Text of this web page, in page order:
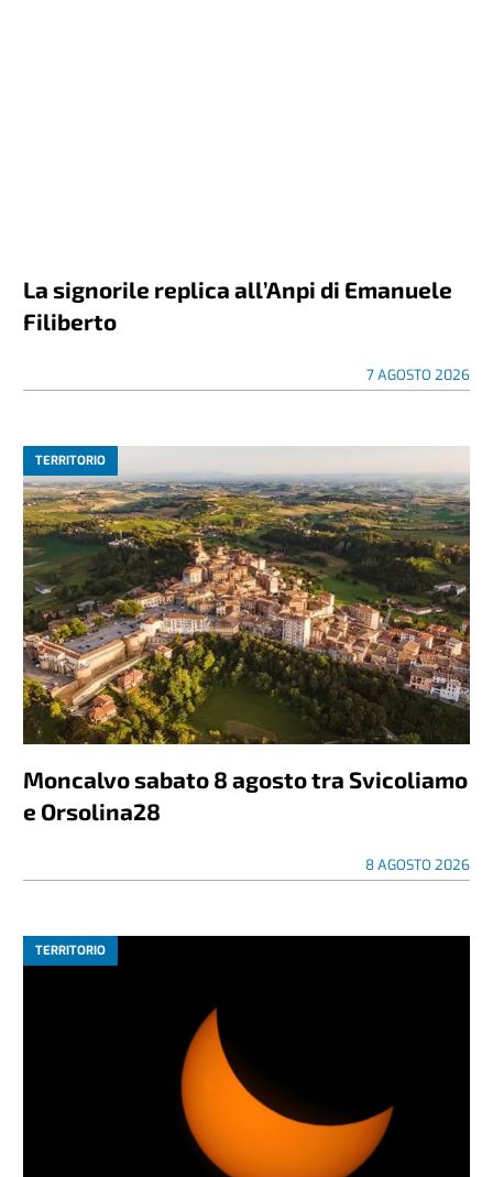
La signorile replica all’Anpi di Emanuele
Filiberto
7 AGOSTO 2026
TERRITORIO
Moncalvo sabato 8 agosto tra Svicoliamo
e Orsolina28
8 AGOSTO 2026
TERRITORIO